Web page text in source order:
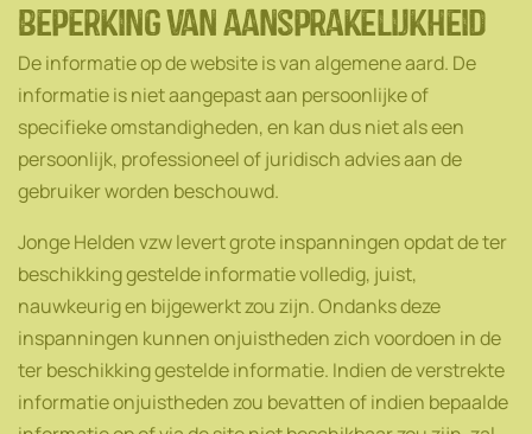
Beperking van aansprakelijkheid
De informatie op de website is van algemene aard. De
informatie is niet aangepast aan persoonlijke of
specifieke omstandigheden, en kan dus niet als een
persoonlijk, professioneel of juridisch advies aan de
gebruiker worden beschouwd.
Jonge Helden vzw levert grote inspanningen opdat de ter
beschikking gestelde informatie volledig, juist,
nauwkeurig en bijgewerkt zou zijn. Ondanks deze
inspanningen kunnen onjuistheden zich voordoen in de
ter beschikking gestelde informatie. Indien de verstrekte
informatie onjuistheden zou bevatten of indien bepaalde